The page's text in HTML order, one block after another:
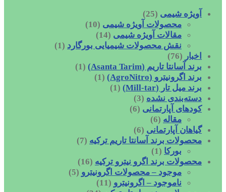
آویژه شیمی (25)
محصولات آویژه شیمی (10)
مقالات آویژه شیمی (14)
نقش محصولات شیمیایی بورگارد (1)
اخبار (76)
برند آسانتا تاریم (Asanta Tarim)
(1)
برند اگرونیترو (AgroNitro)
(1)
برند میل تار (Mill-tar)
(1)
دسته‌بندی نشده (3)
کودهای آپارتمانی (6)
مقاله (6)
گیاهان آپارتمانی (6)
محصولات برند آسانتا تاریم ترکیه (7)
بورکا (1)
محصولات برند اگرو نیترو ترکیه (16)
موجود – محصولات اگرونیترو (5)
ناموجود – اگرونیترو (11)